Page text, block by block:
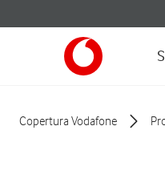
Copertura Vodafone